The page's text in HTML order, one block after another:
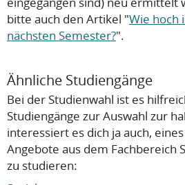
bitte auch den Artikel "Wie hoch
nächsten Semester?".
Ähnliche Studiengänge
Bei der Studienwahl ist es
Studiengänge zur Auswahl zur
interessiert es dich ja auch,
Angebote aus dem Fachbereich
zu studieren: